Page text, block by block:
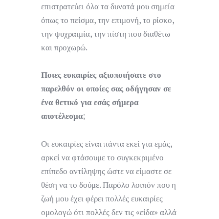
επιστρατεύει όλα τα δυνατά μου σημεία
όπως το πείσμα, την επιμονή, το ρίσκο,
την ψυχραιμία, την πίστη που διαθέτω
και προχωρώ.
Ποιες ευκαιρίες αξιοποιήσατε στο
παρελθόν οι οποίες σας οδήγησαν σε
ένα θετικό για εσάς σήμερα
αποτέλεσμα;
Οι ευκαιρίες είναι πάντα εκεί για εμάς,
αρκεί να φτάσουμε το συγκεκριμένο
επίπεδο αντίληψης ώστε να είμαστε σε
θέση να το δούμε. Παρόλο λοιπόν που η
ζωή μου έχει φέρει πολλές ευκαιρίες
ομολογώ ότι πολλές δεν τις «είδα» αλλά